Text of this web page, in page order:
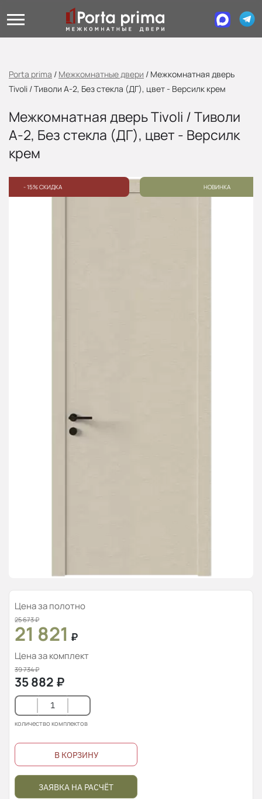
Porta prima / Межкомнатные двери / Межкомнатная дверь
Tivoli / Тиволи А-2, Без стекла (ДГ), цвет - Версилк крем
Межкомнатная дверь Tivoli / Тиволи
А-2, Без стекла (ДГ), цвет - Версилк
крем
- 15% СКИДКА НОВИНКА
Цена за полотно
25 673₽
21 821 ₽
Цена за комплект
39 734₽
35 882 ₽
количество комплектов
В КОРЗИНУ
ЗАЯВКА НА РАСЧЁТ